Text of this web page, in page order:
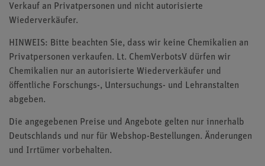
Verkauf an Privatpersonen und nicht autorisierte
Wiederverkäufer.
HINWEIS: Bitte beachten Sie, dass wir keine Chemikalien an
Privatpersonen verkaufen. Lt. ChemVerbotsV dürfen wir
Chemikalien nur an autorisierte Wiederverkäufer und
öffentliche Forschungs-, Untersuchungs- und Lehranstalten
abgeben.
Die angegebenen Preise und Angebote gelten nur innerhalb
Deutschlands und nur für Webshop-Bestellungen. Änderungen
und Irrtümer vorbehalten.